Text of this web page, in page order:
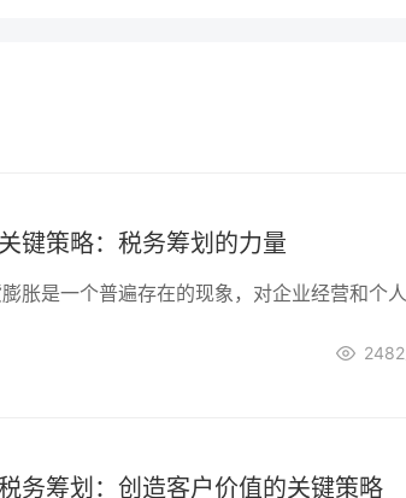
键策略：税务筹划的力量
2482
务筹划：创造客户价值的关键策略